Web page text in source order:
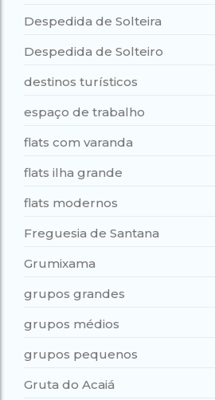
Despedida de Solteira
Despedida de Solteiro
destinos turísticos
espaço de trabalho
flats com varanda
flats ilha grande
flats modernos
Freguesia de Santana
Grumixama
grupos grandes
grupos médios
grupos pequenos
Gruta do Acaiá